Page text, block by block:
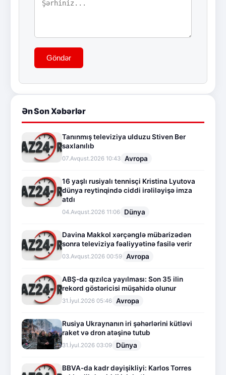
Göndər
Ən Son Xəbərlər
Tanınmış televiziya ulduzu Stiven Ber
saxlanılıb
07.Avqust.2026 10:43 Avropa
16 yaşlı rusiyalı tennisçi Kristina Lyutova
dünya reytinqində ciddi irəliləyişə imza
atdı
04.Avqust.2026 11:06 Dünya
Davina Makkol xərçənglə mübarizədən
sonra televiziya fəaliyyətinə fasilə verir
03.Avqust.2026 00:59 Avropa
ABŞ-da qızılca yayılması: Son 35 ilin
rekord göstəricisi müşahidə olunur
31.İyul.2026 05:46 Avropa
Rusiya Ukraynanın iri şəhərlərini kütləvi
raket və dron atəşinə tutub
31.İyul.2026 03:09 Dünya
BBVA-da kadr dəyişikliyi: Karlos Torres